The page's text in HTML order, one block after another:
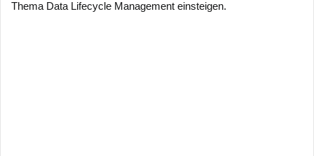
Thema Data Lifecycle Management einsteigen.